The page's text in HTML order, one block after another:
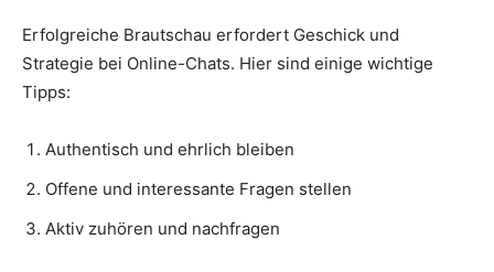
Erfolgreiche Brautschau erfordert Geschick und
Strategie bei Online-Chats. Hier sind einige wichtige
Tipps:
Authentisch und ehrlich bleiben
Offene und interessante Fragen stellen
Aktiv zuhören und nachfragen